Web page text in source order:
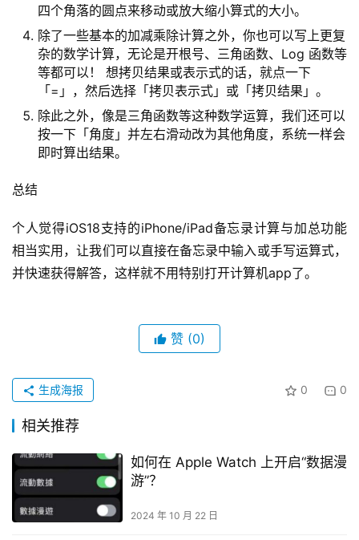
四个角落的圆点来移动或放大缩小算式的大小。
除了一些基本的加减乘除计算之外，你也可以写上更复
杂的数学计算，无论是开根号、三角函数、Log 函数等
等都可以！ 想拷贝结果或表示式的话，就点一下
「=」，然后选择「拷贝表示式」或「拷贝结果」。
除此之外，像是三角函数等这种数学运算，我们还可以
按一下「角度」并左右滑动改为其他角度，系统一样会
即时算出结果。
总结
个人觉得iOS18支持的iPhone/iPad备忘录计算与加总功能
相当实用，让我们可以直接在备忘录中输入或手写运算式，
并快速获得解答，这样就不用特别打开计算机app了。
赞 (0)
0 0
生成海报
相关推荐
如何在 Apple Watch 上开启“数据漫
游”？
2024 年 10 月 22 日